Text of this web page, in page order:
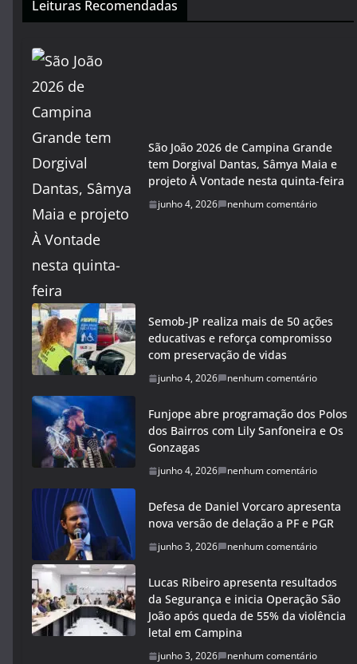
Leituras Recomendadas
São João 2026 de Campina Grande
tem Dorgival Dantas, Sâmya Maia e
projeto À Vontade nesta quinta-feira
junho 4, 2026 nenhum comentário
Semob-JP realiza mais de 50 ações
educativas e reforça compromisso
com preservação de vidas
junho 4, 2026 nenhum comentário
Funjope abre programação dos Polos
dos Bairros com Lily Sanfoneira e Os
Gonzagas
junho 4, 2026 nenhum comentário
Defesa de Daniel Vorcaro apresenta
nova versão de delação a PF e PGR
junho 3, 2026 nenhum comentário
Lucas Ribeiro apresenta resultados
da Segurança e inicia Operação São
João após queda de 55% da violência
letal em Campina
junho 3, 2026 nenhum comentário